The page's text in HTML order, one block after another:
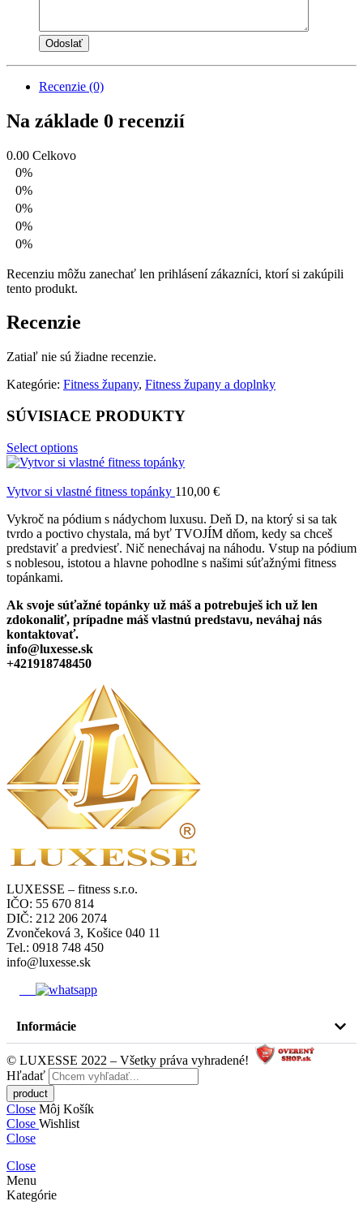
Recenzie (0)
Na základe 0 recenzií
0.00 Celkovo
0%
0%
0%
0%
0%
Recenziu môžu zanechať len prihlásení zákazníci, ktorí si zakúpili
tento produkt.
Recenzie
Zatiaľ nie sú žiadne recenzie.
Kategórie: Fitness župany, Fitness župany a doplnky
SÚVISIACE PRODUKTY
Select options
Vytvor si vlastné fitness topánky 110,00 €
Vykroč na pódium s nádychom luxusu. Deň D, na ktorý si sa tak
tvrdo a poctivo chystala, má byť TVOJÍM dňom, kedy sa chceš
predstaviť a predviesť. Nič nenechávaj na náhodu. Vstup na pódium
s noblesou, istotou a hlavne pohodlne s našimi súťažnými fitness
topánkami.
Ak svoje súťažné topánky už máš a potrebuješ ich už len
zdokonaliť, prípadne máš vlastnú predstavu, neváhaj nás
kontaktovať.
info@luxesse.sk
+421918748450
LUXESSE – fitness s.r.o.
IČO: 55 670 814
DIČ: 212 206 2074
Zvončeková 3, Košice 040 11
Tel.: 0918 748 450
info@luxesse.sk
Informácie
© LUXESSE 2022 – Všetky práva vyhradené!
Hľadať
Close Môj Košík
Close Wishlist
Close
Close
Menu
Kategórie